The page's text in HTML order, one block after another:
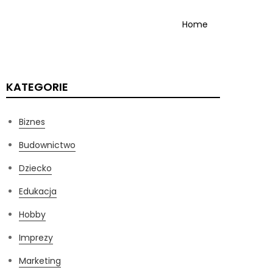
Home
KATEGORIE
Biznes
Budownictwo
Dziecko
Edukacja
Hobby
Imprezy
Marketing